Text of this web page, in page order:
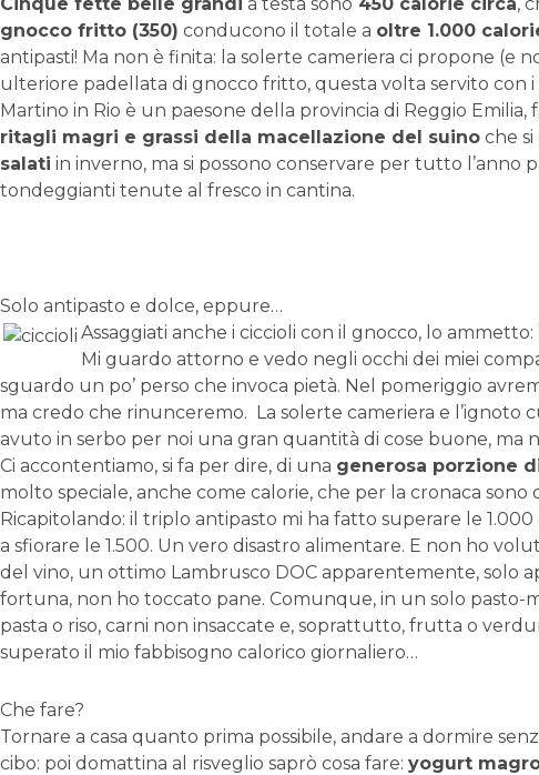
gnocco fritto (350) conducono il totale a oltre 1.000
antipasti! Ma non è finita: la solerte cameriera ci propone (e
ulteriore padellata di gnocco fritto, questa volta servito con i
Martino in Rio è un paesone della provincia di Reggio Emilia,
ritagli magri e grassi della macellazione del suino che
salati in inverno, ma si possono conservare per tutto l’anno
tondeggianti tenute al fresco in cantina.
Solo antipasto e dolce, eppure…
Assaggiati anche i ciccioli con il gnocco, lo
Mi guardo attorno e vedo negli occhi dei miei
sguardo un po’ perso che invoca pietà. Nel pomeriggio
ma credo che rinunceremo. La solerte cameriera e l’ignoto
avuto in serbo per noi una gran quantità di cose buone, ma
Ci accontentiamo, si fa per dire, di una generosa porzione
molto speciale, anche come calorie, che per la cronaca sono
Ricapitolando: il triplo antipasto mi ha fatto superare le
a sfiorare le 1.500. Un vero disastro alimentare. E non ho
del vino, un ottimo Lambrusco DOC apparentemente, solo
fortuna, non ho toccato pane. Comunque, in un solo pasto-
pasta o riso, carni non insaccate e, soprattutto, frutta o
superato il mio fabbisogno calorico giornaliero…
Che fare?
Tornare a casa quanto prima possibile, andare a dormire
cibo: poi domattina al risveglio saprò cosa fare: yogurt